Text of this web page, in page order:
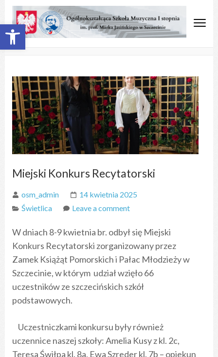
Open toolbar
Ogólnokształcąca Szkoła
OSM Szczecin
Miejski Konkurs Recytatorski
osm_admin
14 kwietnia 2025
Świetlica
Leave a comment
W dniach 8-9 kwietnia br. odbył się Miejski
Konkurs Recytatorski zorganizowany przez
Zamek Książąt Pomorskich i Pałac Młodzieży w
Szczecinie, w którym udział wzięło 66
uczestników ze szczecińskich szkół
podstawowych.
Uczestniczkami konkursu były również
uczennice naszej szkoły: Amelia Kusy z kl. 2c,
Teresa Świłpa kl. 8a, Ewa Szreder kl. 7b – opiekun